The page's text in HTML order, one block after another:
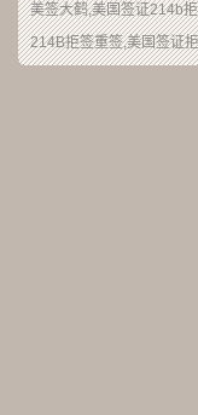
美签大鹤,美国签证214b
214B拒签重签,美国签证